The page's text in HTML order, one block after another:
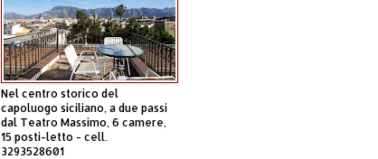
Nel centro storico del
capoluogo siciliano, a due passi
dal Teatro Massimo, 6 camere,
15 posti-letto - cell.
3293528601